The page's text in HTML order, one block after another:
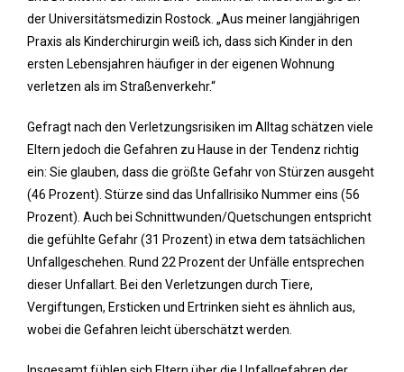
der Universitätsmedizin Rostock. „Aus meiner langjährigen
Praxis als Kinderchirurgin weiß ich, dass sich Kinder in den
ersten Lebensjahren häufiger in der eigenen Wohnung
verletzen als im Straßenverkehr.“
Gefragt nach den Verletzungsrisiken im Alltag schätzen viele
Eltern jedoch die Gefahren zu Hause in der Tendenz richtig
ein: Sie glauben, dass die größte Gefahr von Stürzen ausgeht
(46 Prozent). Stürze sind das Unfallrisiko Nummer eins (56
Prozent). Auch bei Schnittwunden/Quetschungen entspricht
die gefühlte Gefahr (31 Prozent) in etwa dem tatsächlichen
Unfallgeschehen. Rund 22 Prozent der Unfälle entsprechen
dieser Unfallart. Bei den Verletzungen durch Tiere,
Vergiftungen, Ersticken und Ertrinken sieht es ähnlich aus,
wobei die Gefahren leicht überschätzt werden.